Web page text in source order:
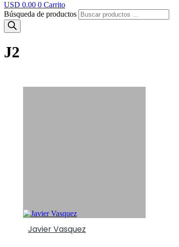
USD 0.00 0 Carrito
Búsqueda de productos
J2
Javier Vasquez